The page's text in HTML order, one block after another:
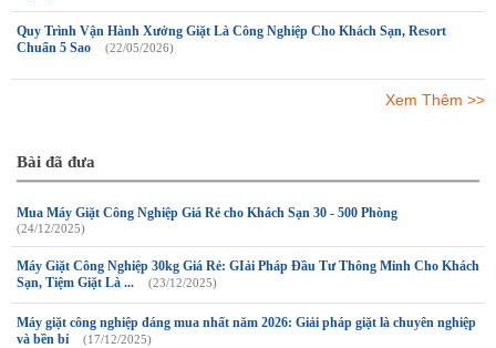
Quy Trình Vận Hành Xưởng Giặt Là Công Nghiệp Cho Khách Sạn, Resort
Chuẩn 5 Sao
(22/05/2026)
Xem Thêm >>
Bài đã đưa
Mua Máy Giặt Công Nghiệp Giá Rẻ cho Khách Sạn 30 - 500 Phòng
(24/12/2025)
Máy Giặt Công Nghiệp 30kg Giá Rẻ: GIải Pháp Đầu Tư Thông Minh Cho Khách
Sạn, Tiệm Giặt Là ...
(23/12/2025)
Máy giặt công nghiệp đáng mua nhất năm 2026: Giải pháp giặt là chuyên nghiệp
và bền bỉ
(17/12/2025)